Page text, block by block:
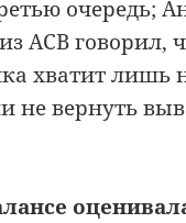
очередь;
АСВ говорил,
хватит лишь
не вернуть